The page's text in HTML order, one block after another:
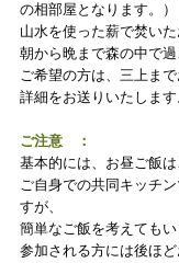
の相部屋となります。）
山水を使った薪で焚いた
朝から晩まで森の中で過
ご希望の方は、三上まで
詳細をお送りいたします
ご注意　：
基本的には、お昼ご飯は
ご自身での共同キッチ
すが、
簡単なご飯を考えてもい
参加される方には後ほど